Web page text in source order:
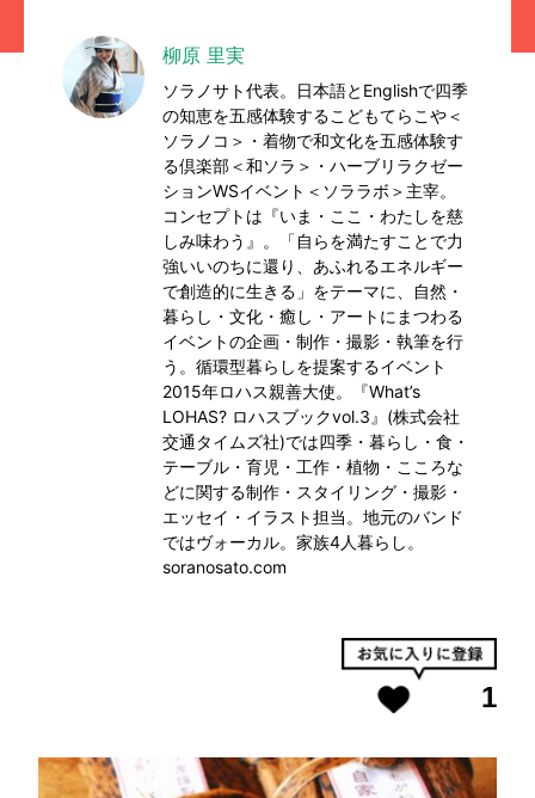
柳原 里実
ソラノサト代表。日本語とEnglishで四季
の知恵を五感体験するこどもてらこや＜
ソラノコ＞・着物で和文化を五感体験す
る倶楽部＜和ソラ＞・ハーブリラクゼー
ションWSイベント＜ソララボ＞主宰。
コンセプトは『いま・ここ・わたしを慈
しみ味わう』。「自らを満たすことで力
強いいのちに還り、あふれるエネルギー
で創造的に生きる」をテーマに、自然・
暮らし・文化・癒し・アートにまつわる
イベントの企画・制作・撮影・執筆を行
う。循環型暮らしを提案するイベント
2015年ロハス親善大使。『What’s
LOHAS? ロハスブックvol.3』(株式会社
交通タイムズ社)では四季・暮らし・食・
テーブル・育児・工作・植物・こころな
どに関する制作・スタイリング・撮影・
エッセイ・イラスト担当。地元のバンド
ではヴォーカル。家族4人暮らし。
soranosato.com
1